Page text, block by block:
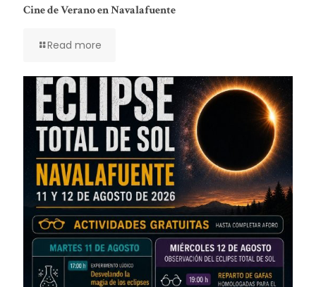
Cine de Verano en Navalafuente
Read more